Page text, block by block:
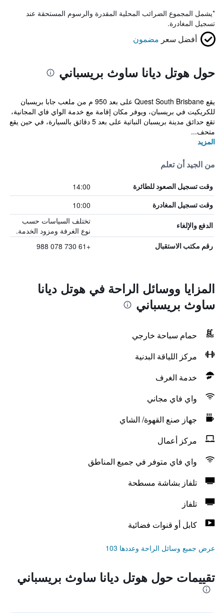
*يشمل المجموع الضرائب المحلية المقدرة والرسوم المستحقة عند
تسجيل المغادرة.
أفضل سعر مضمون
حول هوتل ديانا ساوث بريسباني
يقع Quest South Brisbane على بعد 950 م من ملعب جابا بريسبان
للكريكيت في بريسبان، ويوفر مكان إقامة مع خدمة الواي فاي المجانية،
تقع حدائق مدينة بريسبان النباتية على بعد 5 دقائق بالسيارة، في حين يقع
متحف...
المزيد
من الجيد أن تعلم
وقت تسجيل الصعود للطائرة 14:00
وقت تسجيل المغادرة 10:00
الدفع والإلغاء
تختلف السياسات حسب
نوع الغرفة ومزود الخدمة.
رقم مكتب الاستقبال +61 730 078 988
المزايا ووسائل الراحة في هوتل ديانا
ساوث بريسباني
حمام سباحة خارجي
مركز اللياقة البدنية
خدمة الغرف
واي فاي مجاني
جهاز صنع القهوة/ الشاي
مركز أعمال
واي فاي متوفر في جميع المناطق
تلفاز بشاشة مسطحة
تلفاز
كابل أو قنوات فضائية
عرض جميع وسائل الراحة وعددها 103
تقييمات حول هوتل ديانا ساوث بريسباني